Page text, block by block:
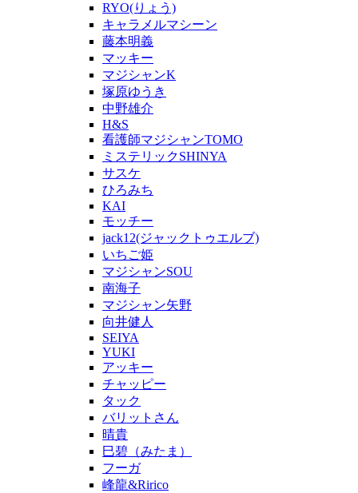
RYO(りょう)
キャラメルマシーン
藤本明義
マッキー
マジシャンK
塚原ゆうき
中野雄介
H&S
看護師マジシャンTOMO
ミステリックSHINYA
サスケ
ひろみち
KAI
モッチー
jack12(ジャックトゥエルブ)
いちご姫
マジシャンSOU
南海子
マジシャン矢野
向井健人
SEIYA
YUKI
アッキー
チャッピー
タック
バリットさん
晴貴
巳碧（みたま）
フーガ
峰龍&Ririco